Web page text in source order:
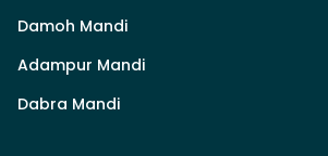
Damoh Mandi
Adampur Mandi
Dabra Mandi